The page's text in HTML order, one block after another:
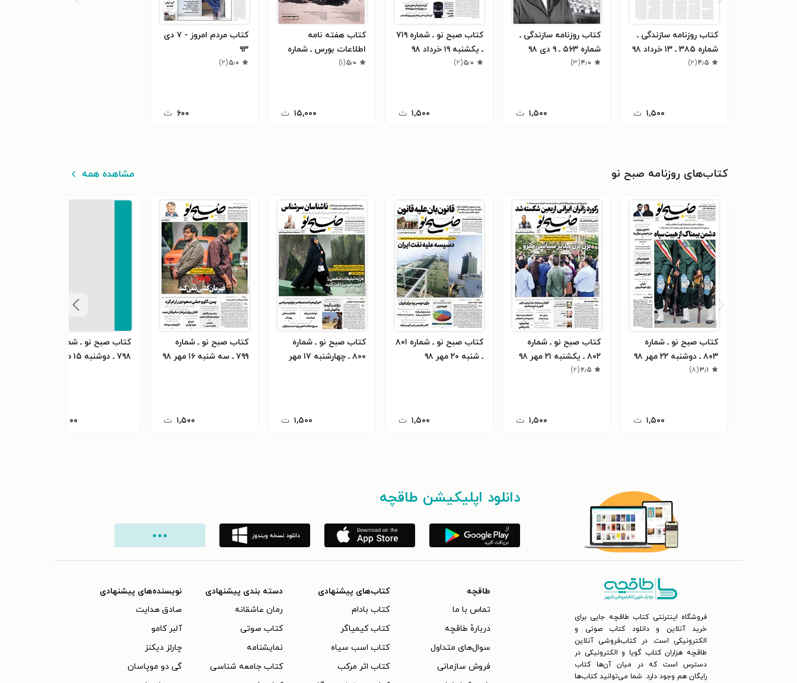
کتاب روزنامه سازندگی ـ
شماره ۳۸۵ ـ ۱۳ خرداد ۹۸
۴٫۵(۲)
۱,۵۰۰ ت
کتاب روزنامه سازندگی ـ
شماره ۵۶۳ ـ ۹ دی ۹۸
۴٫۰(۳)
۱,۵۰۰ ت
کتاب صبح نو ـ شماره ۷۱۹
ـ یکشنبه ۱۹ خرداد ۹۸
۵٫۰(۲)
۱,۵۰۰ ت
کتاب هفته نامه
اطلاعات بورس ـ شماره
۵٫۰(۱)
۱۵,۰۰۰ ت
کتاب مردم امروز - ۷ دی
۹۳
۵٫۰(۲)
۶۰۰ ت
کتاب‌های روزنامه صبح نو مشاهده همه
کتاب صبح نو ـ شماره
۸۰۳ ـ دوشنبه ۲۲ مهر ۹۸
۳٫۱(۸)
۱,۵۰۰ ت
کتاب صبح نو ـ شماره
۸۰۲ ـ یکشنبه ۲۱ مهر ۹۸
۲٫۵(۲)
۱,۵۰۰ ت
کتاب صبح نو ـ شماره ۸۰۱
ـ شنبه ۲۰ مهر ۹۸
۱,۵۰۰ ت
کتاب صبح نو ـ شماره
۸۰۰ ـ چهارشنبه ۱۷ مهر
۱,۵۰۰ ت
کتاب صبح نو ـ شماره
۷۹۹ ـ سه شنبه ۱۶ مهر ۹۸
۱,۵۰۰ ت
کتاب صبح نو ـ شماره
۷۹۸ ـ دوشنبه ۱۵ مهر ۹۸
۱,۵۰۰
دانلود اپلیکیشن طاقچه
فروشگاه اینترنتی کتاب طاقچه جایی برای
خرید آنلاین و دانلود کتاب صوتی و
الکترونیکی است. در کتاب‌فروشی آنلاین
طاقچه هزاران کتاب گویا و الکترونیکی در
دسترس است که در میان آن‌ها کتاب
رایگان هم وجود دارد. شما می‌توانید کتاب‌ها
طاقچه
تماس با ما
دربارهٔ طاقچه
سوال‌های متداول
فروش سازمانی
کتاب‌های پیشنهادی
کتاب بادام
کتاب کیمیاگر
کتاب اسب سیاه
کتاب اثر مرکب
دسته بندی پیشنهادی
رمان عاشقانه
کتاب‌ صوتی
نمایشنامه
کتاب جامعه شناسی
نویسنده‌های پیشنهادی
صادق هدایت
آلبر کامو
چارلز دیکنز
گی دو موپاسان